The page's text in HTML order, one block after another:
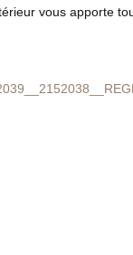
vous apporte